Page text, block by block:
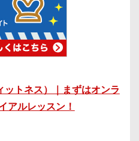
トネス）｜まずはオンラ
アルレッスン！